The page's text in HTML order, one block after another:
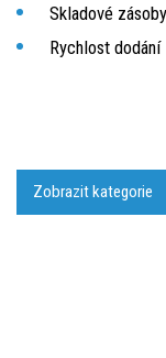
Skladové zásoby
Rychlost dodání
Zobrazit kategorie